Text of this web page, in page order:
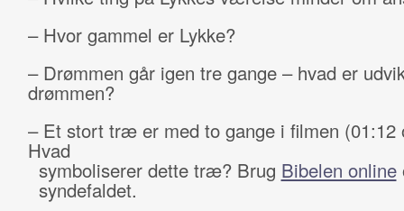
– Hvor gammel er Lykke?
– Drømmen går igen tre gange – hvad er
drømmen?
– Et stort træ er med to gange i filmen (01:12
Hvad
symboliserer dette træ? Brug Bibelen online
syndefaldet.